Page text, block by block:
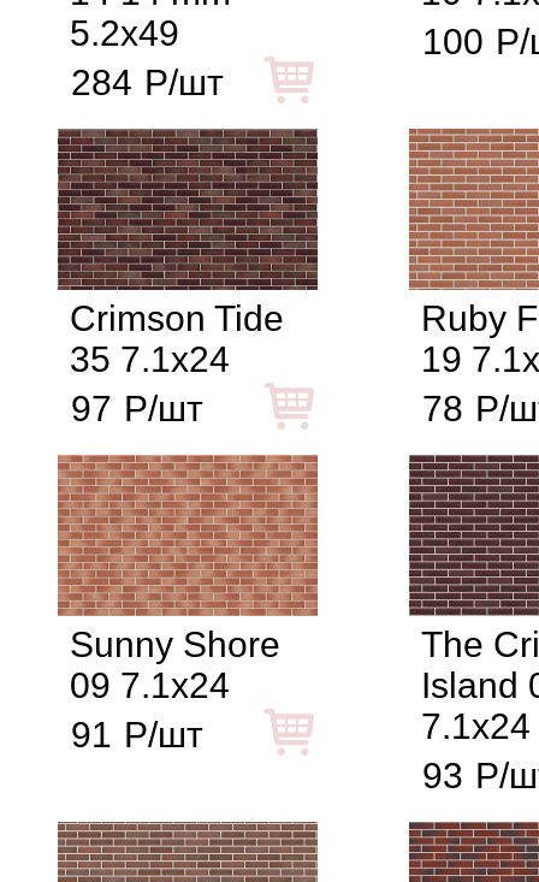
5.2x49
284 Р/шт
100 Р/
Crimson Tide
35 7.1x24
97 Р/шт
Ruby
19
78 Р/
Sunny Shore
09 7.1x24
91 Р/шт
The
Island
7.1x24
93 Р/